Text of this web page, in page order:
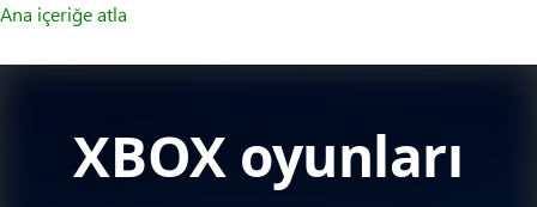
Ana içeriğe atla
XBOX oyunları